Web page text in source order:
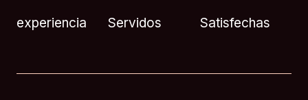
experiencia Servidos Satisfechas